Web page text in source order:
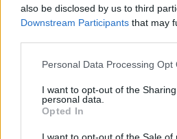
also be disclosed by us to third
Downstream Participants that may
Personal Data Processing Opt
I want to opt-out of the
personal data.
Opted In
Κεραυνός χτύπησε γήπεδο
Νεκρός 24χρονος
5 Αυγούστου 2026, 22:35
Εγκρίθηκε η
της ιστορικής Γέφυρας
5 Αυγούστου 2026, 20:54
Κάηκε ολοσχερώς